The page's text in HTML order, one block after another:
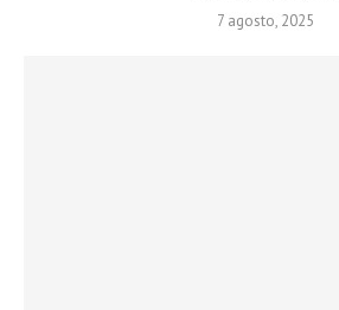
7 agosto, 2025